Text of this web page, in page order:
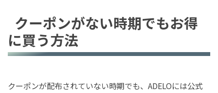
クーポンがない時期でもお得
に買う方法
クーポンが配布されていない時期でも、ADELOには公式